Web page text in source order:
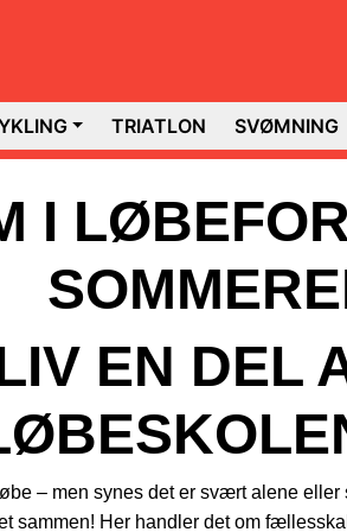
TRIATLON SVØMNING
I
EN DEL
– men synes det er svært alene eller
sammen! Her handler det om